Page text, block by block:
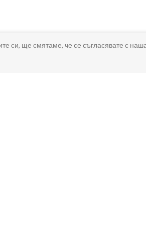
си, ще смятаме, че се съгласявате с